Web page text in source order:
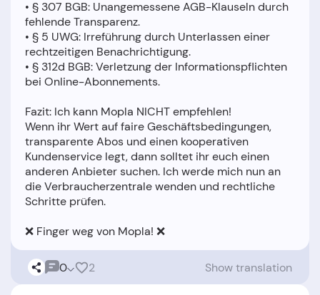
• § 307 BGB: Unangemessene AGB-Klauseln durch
fehlende Transparenz.
• § 5 UWG: Irreführung durch Unterlassen einer
rechtzeitigen Benachrichtigung.
• § 312d BGB: Verletzung der Informationspflichten
bei Online-Abonnements.
Fazit: Ich kann Mopla NICHT empfehlen!
Wenn ihr Wert auf faire Geschäftsbedingungen,
transparente Abos und einen kooperativen
Kundenservice legt, dann solltet ihr euch einen
anderen Anbieter suchen. Ich werde mich nun an
die Verbraucherzentrale wenden und rechtliche
Schritte prüfen.
0 2 Show translation